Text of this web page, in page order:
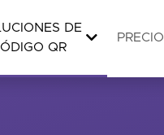
DE
QR